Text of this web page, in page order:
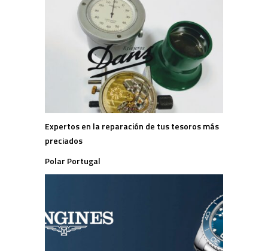
Expertos en la reparación de tus tesoros más
preciados
Polar Portugal